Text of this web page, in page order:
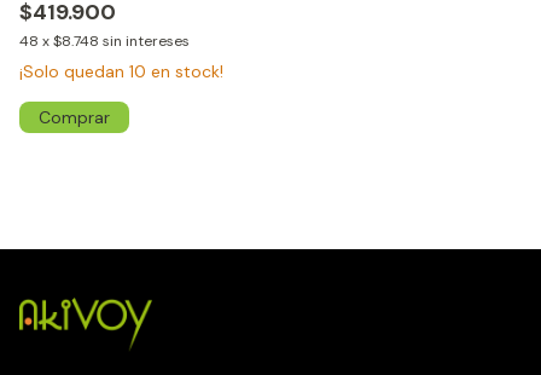
$419.900
48 x$8.748 sin intereses
¡Solo quedan 10 en stock!